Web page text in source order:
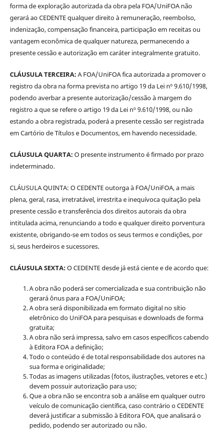
forma de exploração autorizada da obra pela FOA/UniFOA não
gerará ao CEDENTE qualquer direito à remuneração, reembolso,
indenização, compensação financeira, participação em receitas ou
vantagem econômica de qualquer natureza, permanecendo a
presente cessão e autorização em caráter integralmente gratuito.
CLÁUSULA TERCEIRA:A FOA/UniFOA fica autorizada a promover o
registro da obra na forma prevista no artigo 19 da Lei nº 9.610/1998,
podendo averbar a presente autorização/cessão à margem do
registro a que se refere o artigo 19 da Lei nº 9.610/1998, ou não
estando a obra registrada, poderá a presente cessão ser registrada
em Cartório de Títulos e Documentos, em havendo necessidade.
CLÁUSULA QUARTA:O presente instrumento é firmado por prazo
indeterminado.
CLÁUSULA QUINTA: O CEDENTE outorga à FOA/UniFOA, a mais
plena, geral, rasa, irretratável, irrestrita e inequívoca quitação pela
presente cessão e transferência dos direitos autorais da obra
intitulada acima, renunciando a todo e qualquer direito porventura
existente, obrigando-se em todos os seus termos e condições, por
si, seus herdeiros e sucessores.
CLÁUSULA SEXTA:O CEDENTE desde já está ciente e de acordo que:
A obra não poderá ser comercializada e sua contribuição não
gerará ônus para a FOA/UniFOA;
A obra será disponibilizada em formato digital no sítio
eletrônico do UniFOA para pesquisas e downloads de forma
gratuita;
A obra não será impressa, salvo em casos específicos cabendo
à Editora FOA a definição;
Todo o conteúdo é de total responsabilidade dos autores na
sua forma e originalidade;
Todas as imagens utilizadas (fotos, ilustrações, vetores e etc.)
devem possuir autorização para uso;
Que a obra não se encontra sob a análise em qualquer outro
veículo de comunicação científica, caso contrário o CEDENTE
deverá justificar a submissão à Editora FOA, que analisará o
pedido, podendo ser autorizado ou não.